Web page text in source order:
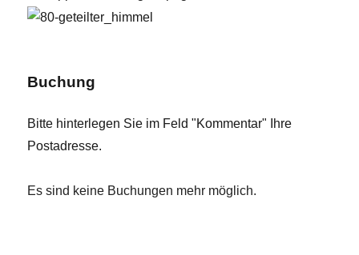
Buchung
Bitte hinterlegen Sie im Feld "Kommentar" Ihre
Postadresse.
Es sind keine Buchungen mehr möglich.